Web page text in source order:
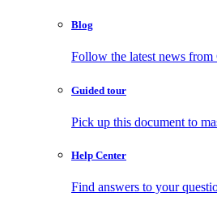
Blog
Follow the latest news from
Guided tour
Pick up this document to
Help Center
Find answers to your